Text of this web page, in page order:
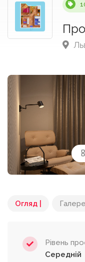
Огляд |
Рівень
Середній